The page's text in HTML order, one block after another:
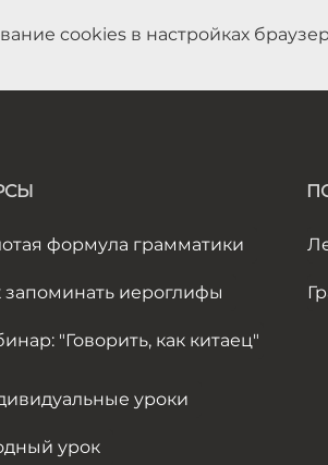
cookies в настройках
формула грамматики
запоминать иероглифы
"Говорить, как китаец"
уроки
урок